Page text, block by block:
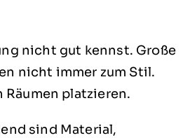
nicht gut kennst. Große
nicht immer zum Stil.
platzieren.
sind Material,